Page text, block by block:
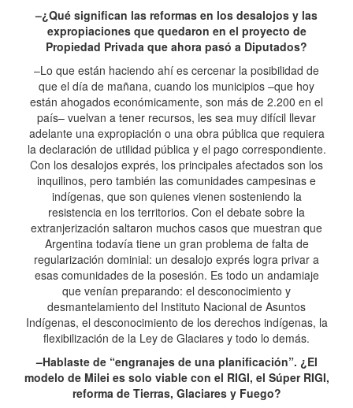
–¿Qué significan las reformas en los desalojos y las
expropiaciones que quedaron en el proyecto de
Propiedad Privada que ahora pasó a Diputados?
–Lo que están haciendo ahí es cercenar la posibilidad de
que el día de mañana, cuando los municipios –que hoy
están ahogados económicamente, son más de 2.200 en el
país– vuelvan a tener recursos, les sea muy difícil llevar
adelante una expropiación o una obra pública que requiera
la declaración de utilidad pública y el pago correspondiente.
Con los desalojos exprés, los principales afectados son los
inquilinos, pero también las comunidades campesinas e
indígenas, que son quienes vienen sosteniendo la
resistencia en los territorios. Con el debate sobre la
extranjerización saltaron muchos casos que muestran que
Argentina todavía tiene un gran problema de falta de
regularización dominial: un desalojo exprés logra privar a
esas comunidades de la posesión. Es todo un andamiaje
que venían preparando: el desconocimiento y
desmantelamiento del Instituto Nacional de Asuntos
Indígenas, el desconocimiento de los derechos indígenas, la
flexibilización de la Ley de Glaciares y todo lo demás.
–Hablaste de “engranajes de una planificación”. ¿El
modelo de Milei es solo viable con el RIGI, el Súper RIGI,
reforma de Tierras, Glaciares y Fuego?